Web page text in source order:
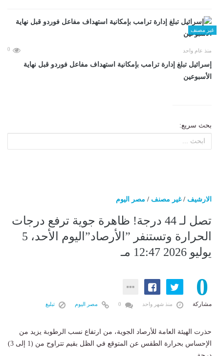
غير مصنف
منذ عام واحد 0
إسرائيل تبلغ إدارة ترامب بإمكانية استهداف مفاعل فوردو قبل نهاية
الأسبوعين
بحث سريع:
الارشيف /غير مصنف / مصر اليوم
تصل لـ 44 درجة! ظاهرة جوية ترفع درجات
الحرارة وتستنفر ”الأرصاد”اليوم الأحد، 5
يوليو 2026 12:47 مـ
0
مشاركة منذ شهر واحد مصر اليوم تبليغ
حذرت الهيئة العامة للأرصاد الجوية، من ​ارتفاع نسب الرطوبة يزيد من
الإحساس بحرارة الطقس عن المتوقع في الظل بقيم تتراوح من (1 إلى 3)